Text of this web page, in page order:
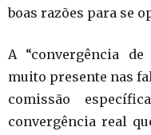
boas razões para se
A “convergência de
muito presente nas
comissão
convergência real